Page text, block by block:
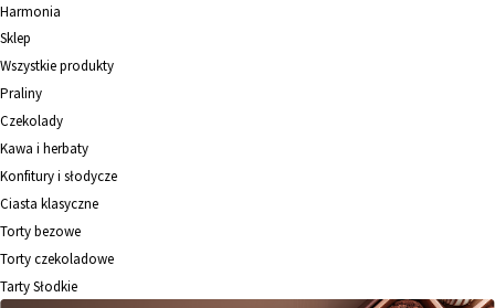
Harmonia
Sklep
Wszystkie produkty
Praliny
Czekolady
Kawa i herbaty
Konfitury i słodycze
Ciasta klasyczne
Torty bezowe
Torty czekoladowe
Tarty Słodkie